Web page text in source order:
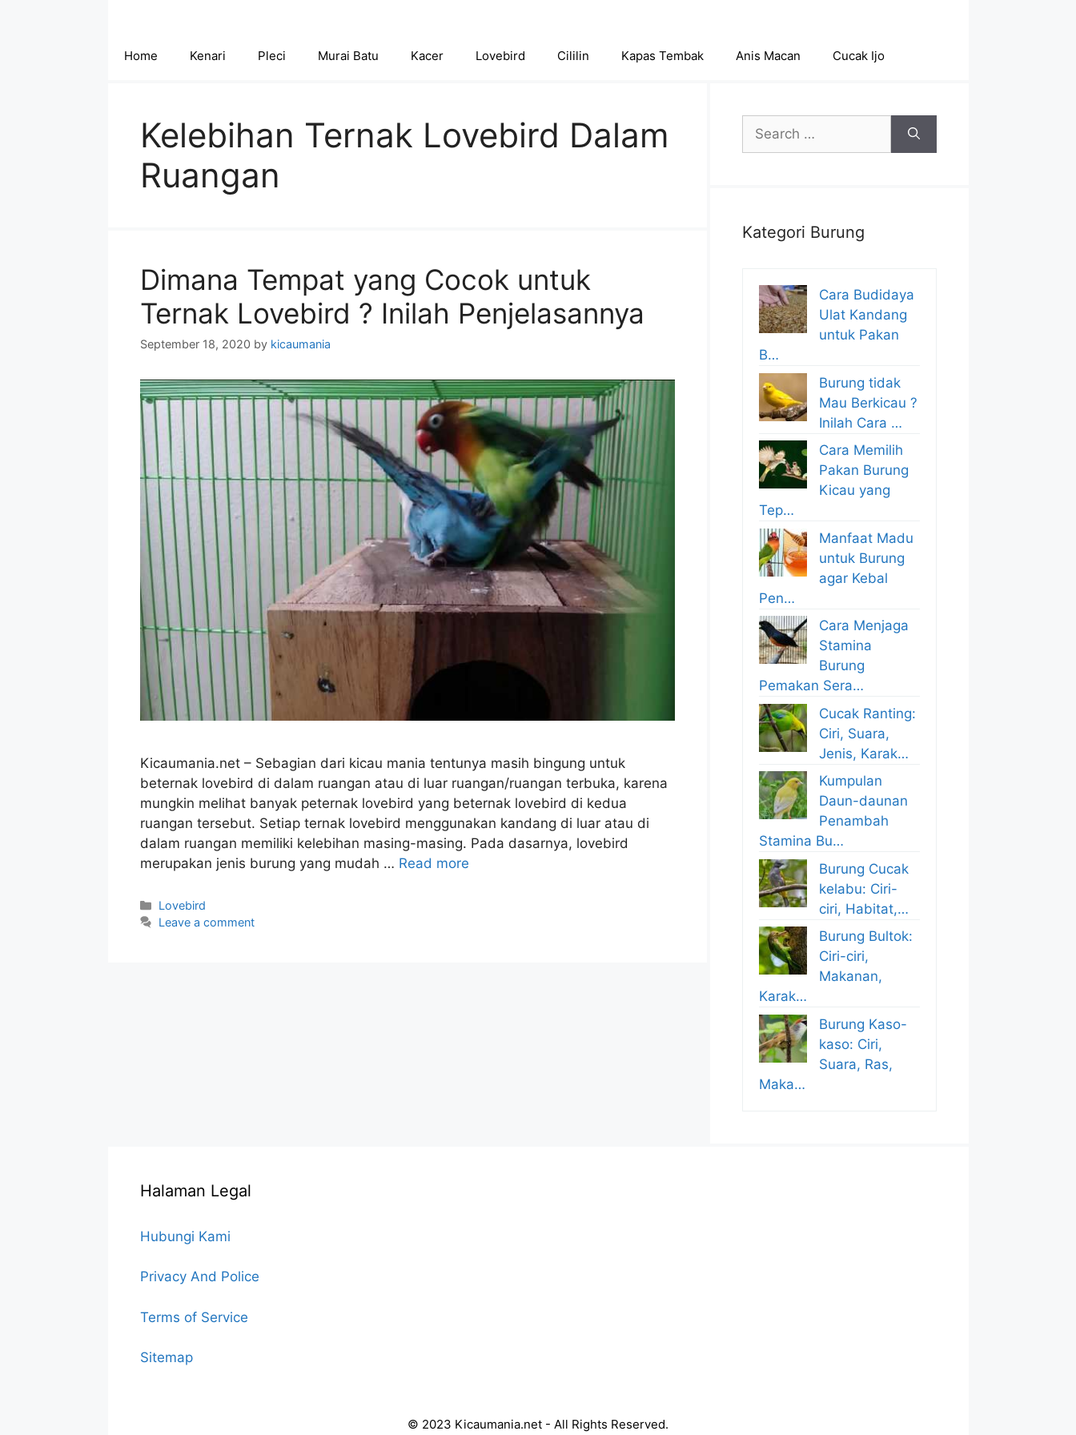
Home Kenari Pleci Murai Batu Kacer Lovebird Cililin Kapas Tembak Anis Macan Cucak Ijo
Kelebihan Ternak Lovebird Dalam
Ruangan
Dimana Tempat yang Cocok untuk
Ternak Lovebird ? Inilah Penjelasannya
September 18, 2020 by kicaumania
Kicaumania.net – Sebagian dari kicau mania tentunya masih bingung untuk
beternak lovebird di dalam ruangan atau di luar ruangan/ruangan terbuka, karena
mungkin melihat banyak peternak lovebird yang beternak lovebird di kedua
ruangan tersebut. Setiap ternak lovebird menggunakan kandang di luar atau di
dalam ruangan memiliki kelebihan masing-masing. Pada dasarnya, lovebird
merupakan jenis burung yang mudah … Read more
Categories
Lovebird
Leave a comment
Search
for:
Kategori Burung
Cara Budidaya
Ulat Kandang
untuk Pakan
B…
Burung tidak
Mau Berkicau ?
Inilah Cara …
Cara Memilih
Pakan Burung
Kicau yang
Tep…
Manfaat Madu
untuk Burung
agar Kebal
Pen…
Cara Menjaga
Stamina
Burung
Pemakan Sera…
Cucak Ranting:
Ciri, Suara,
Jenis, Karak…
Kumpulan
Daun-daunan
Penambah
Stamina Bu…
Burung Cucak
kelabu: Ciri-
ciri, Habitat,…
Burung Bultok:
Ciri-ciri,
Makanan,
Karak…
Burung Kaso-
kaso: Ciri,
Suara, Ras,
Maka…
Halaman Legal
Hubungi Kami
Privacy And Police
Terms of Service
Sitemap
© 2023 Kicaumania.net - All Rights Reserved.